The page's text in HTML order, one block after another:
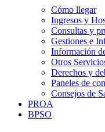
Cómo llegar
Ingresos y
Consultas y
Gestiones e
Información
Otros
Derechos y
Paneles de
Consejos de
PROA
BPSO